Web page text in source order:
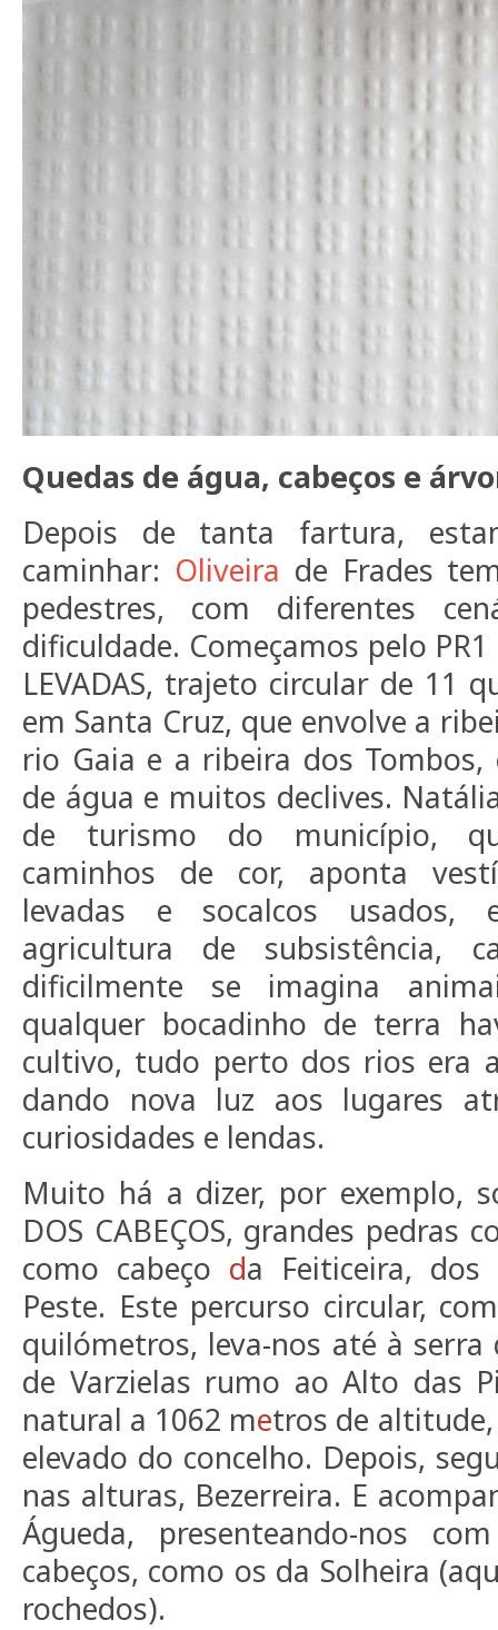
Quedas de água, cabeços e
Depois de tanta fartura,
caminhar: Oliveira de Frades
pedestres, com diferentes
dificuldade. Começamos pelo PR1
LEVADAS, trajeto circular de 11
em Santa Cruz, que envolve a
rio Gaia e a ribeira dos Tombos,
de água e muitos declives.
de turismo do município,
caminhos de cor, aponta
levadas e socalcos usados,
agricultura de subsistência,
dificilmente se imagina
qualquer bocadinho de terra
cultivo, tudo perto dos rios era
dando nova luz aos lugares
curiosidades e lendas.
Muito há a dizer, por exemplo,
DOS CABEÇOS, grandes pedras
como cabeço da Feiticeira,
Peste. Este percurso circular,
quilómetros, leva-nos até à
de Varzielas rumo ao Alto das
natural a 1062 metros de
elevado do concelho. Depois,
nas alturas, Bezerreira. E
Águeda, presenteando-nos
cabeços, como os da Solheira
rochedos).